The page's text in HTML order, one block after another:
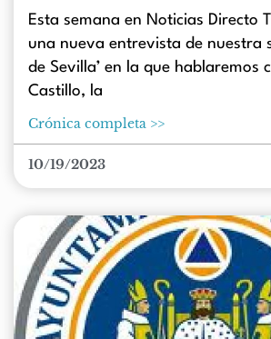
Esta semana en Noticias Directo
una nueva entrevista de nuestra
de Sevilla’ en la que hablaremos
Castillo, la
Crónica completa >>
10/19/2023